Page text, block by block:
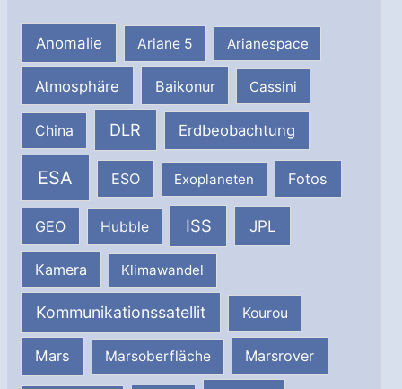
Anomalie Ariane 5 Arianespace
Atmosphäre Baikonur Cassini
China DLR Erdbeobachtung
ESA ESO Exoplaneten Fotos
GEO Hubble ISS JPL
Kamera Klimawandel
Kommunikationssatellit Kourou
Mars Marsoberfläche Marsrover